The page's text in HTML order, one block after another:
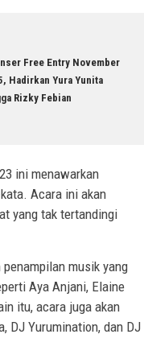
Free Entry November
Hadirkan Yura Yunita
Rizky Febian
ini menawarkan
Acara ini akan
yang tak tertandingi
musik yang
Aya Anjani, Elaine
itu, acara juga akan
DJ Yurumination, dan DJ